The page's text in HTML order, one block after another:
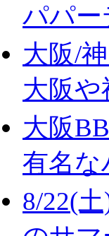
パパー
大阪/
大阪や
大阪
有名な
8/22(